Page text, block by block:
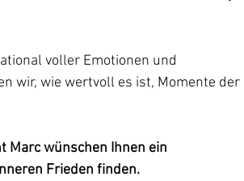
voller Emotionen und
wir, wie wertvoll es ist, Momente der
Marc wünschen Ihnen ein
Frieden finden.